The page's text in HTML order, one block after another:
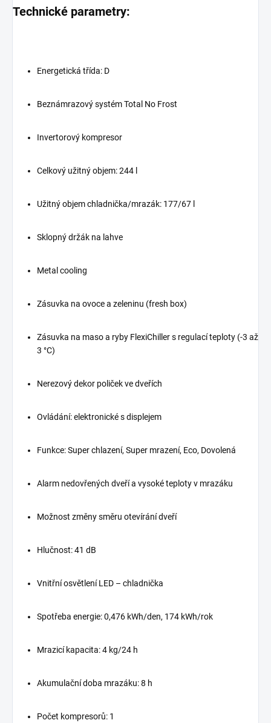
Technické parametry:
Energetická třída: D
Beznámrazový systém Total No Frost
Invertorový kompresor
Celkový užitný objem: 244 l
Užitný objem chladnička/mrazák: 177/67 l
Sklopný držák na lahve
Metal cooling
Zásuvka na ovoce a zeleninu (fresh box)
Zásuvka na maso a ryby FlexiChiller s regulací teploty (-3 až
3 °C)
Nerezový dekor poliček ve dveřích
Ovládání: elektronické s displejem
Funkce: Super chlazení, Super mrazení, Eco, Dovolená
Alarm nedovřených dveří a vysoké teploty v mrazáku
Možnost změny směru otevírání dveří
Hlučnost: 41 dB
Vnitřní osvětlení LED – chladnička
Spotřeba energie: 0,476 kWh/den, 174 kWh/rok
Mrazicí kapacita: 4 kg/24 h
Akumulační doba mrazáku: 8 h
Počet kompresorů: 1